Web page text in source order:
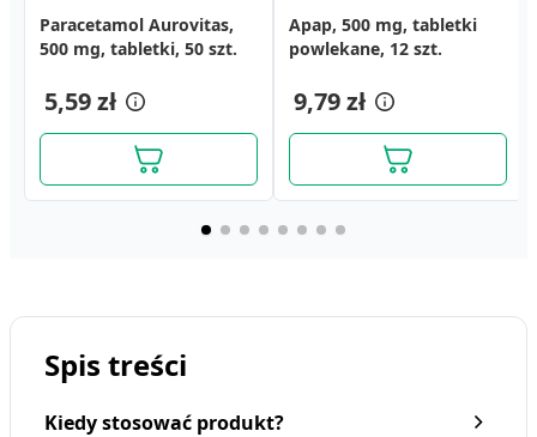
Paracetamol Aurovitas,
500 mg, tabletki, 50 szt.
5,59 zł
Apap, 500 mg, tabletki
powlekane, 12 szt.
9,79 zł
Pyralgina, 500 mg,
tabletki, 12 szt.
17,89 zł
Isla-Moos, pastylki do
ssania, 30 szt.
Isla-Mint, pastylki do
ssania, 30 szt.
Spis treści
Kiedy stosować produkt?